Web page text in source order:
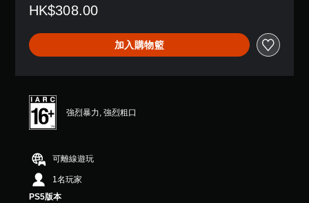
分
3
.
星
（
滿
顆
星
）
，
HK$308.00
加入購物籃
強烈暴力, 強烈粗口
可離線遊玩
1名玩家
PS5版本